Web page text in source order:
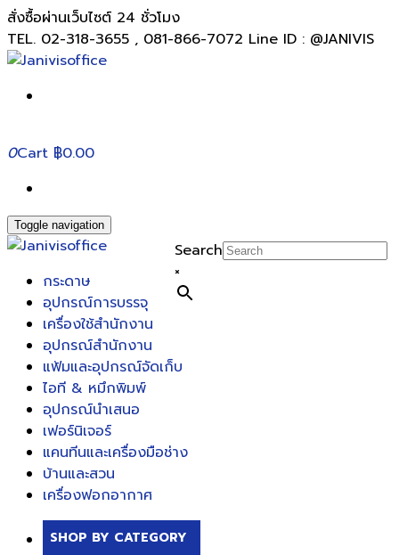
สั่งซื้อผ่านเว็บไซต์ 24 ชั่วโมง
TEL. 02-318-3655 , 081-866-7072 Line ID : @JANIVIS
0Cart ฿0.00
Toggle navigation
Search
×
กระดาษ
อุปกรณ์การบรรจุ
เครื่องใช้สำนักงาน
อุปกรณ์สำนักงาน
แฟ้มและอุปกรณ์จัดเก็บ
ไอที & หมึกพิมพ์
อุปกรณ์นำเสนอ
เฟอร์นิเจอร์
แคนทีนและเครื่องมือช่าง
บ้านและสวน
เครื่องฟอกอากาศ
SHOP BY CATEGORY